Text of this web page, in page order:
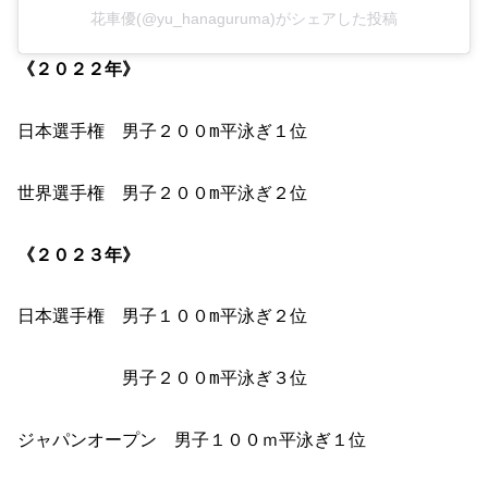
花車優(@yu_hanaguruma)がシェアした投稿
《２０２２年》
日本選手権 男子２００m平泳ぎ１位
世界選手権 男子２００m平泳ぎ２位
《２０２３年》
日本選手権 男子１００m平泳ぎ２位
男子２００m平泳ぎ３位
ジャパンオープン 男子１００ｍ平泳ぎ１位